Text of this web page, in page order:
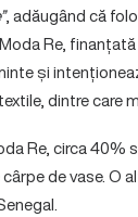
, adăugând că
Re,
și
dintre care
Re, circa
de vase. O